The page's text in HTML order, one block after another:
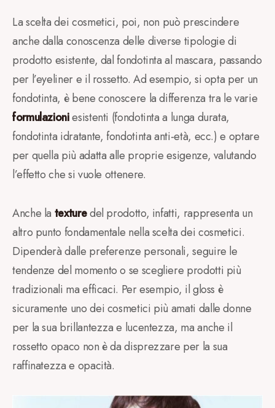
La scelta dei cosmetici, poi, non può prescindere
anche dalla conoscenza delle diverse tipologie di
prodotto esistente, dal fondotinta al mascara, passando
per l’eyeliner e il rossetto. Ad esempio, si opta per un
fondotinta, è bene conoscere la differenza tra le varie
formulazioniesistenti (fondotinta a lunga durata,
fondotinta idratante, fondotinta anti-età, ecc.) e optare
per quella più adatta alle proprie esigenze, valutando
l’effetto che si vuole ottenere.
Anche la texturedel prodotto, infatti, rappresenta un
altro punto fondamentale nella scelta dei cosmetici.
Dipenderà dalle preferenze personali, seguire le
tendenze del momento o se scegliere prodotti più
tradizionali ma efficaci. Per esempio, il gloss è
sicuramente uno dei cosmetici più amati dalle donne
per la sua brillantezza e lucentezza, ma anche il
rossetto opaco non è da disprezzare per la sua
raffinatezza e opacità.